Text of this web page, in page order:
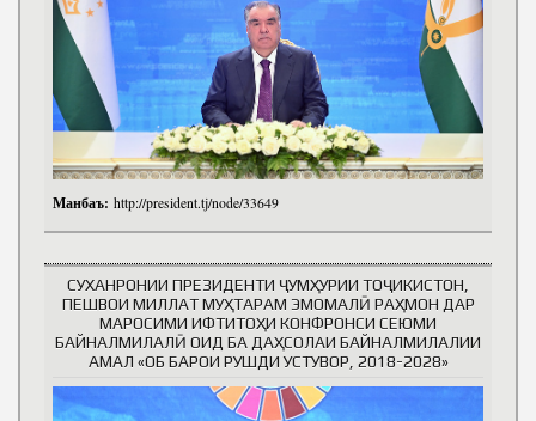
Манбаъ: http://president.tj/node/33649
СУХАНРОНИИ ПРЕЗИДЕНТИ ҶУМҲУРИИ ТОҶИКИСТОН,
ПЕШВОИ МИЛЛАТ МУҲТАРАМ ЭМОМАЛӢ РАҲМОН ДАР
МАРОСИМИ ИФТИТОҲИ КОНФРОНСИ СЕЮМИ
БАЙНАЛМИЛАЛӢ ОИД БА ДАҲСОЛАИ БАЙНАЛМИЛАЛИИ
АМАЛ «ОБ БАРОИ РУШДИ УСТУВОР, 2018-2028»